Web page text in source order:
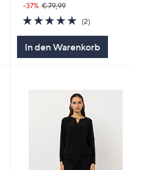
-37% € 79,99
5.0
von
5
(2)
In den Warenkorb